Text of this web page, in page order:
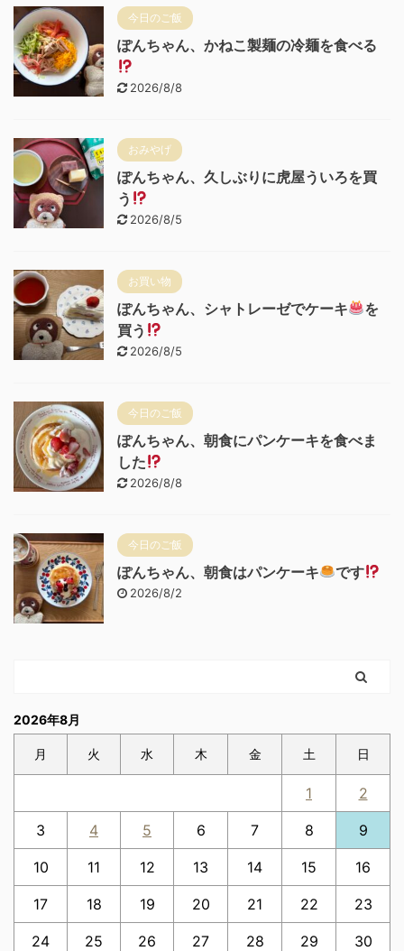
今日のご飯
ぽんちゃん、かねこ製麺の冷麺を食べる
2026/8/8
おみやげ
ぽんちゃん、久しぶりに虎屋ういろを買
う
2026/8/5
お買い物
ぽんちゃん、シャトレーゼでケーキ
を
買う
2026/8/5
今日のご飯
ぽんちゃん、朝食にパンケーキを食べま
した
2026/8/8
今日のご飯
ぽんちゃん、朝食はパンケーキ です
2026/8/2
2026年8月
月 火 水 木 金 土 日
1 2
3 4 5 6 7 8 9
10 11 12 13 14 15 16
17 18 19 20 21 22 23
24 25 26 27 28 29 30